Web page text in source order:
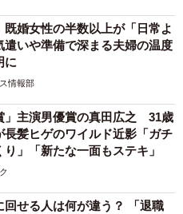
既婚女性の半数以上が「日常よ
いや準備で深まる夫婦の温度
に
情報部
」主演男優賞の真田広之 31歳
長髪ヒゲのワイルド近影「ガチ
り」「新たな一面もステキ」
回せる人は何が違う？ 「退職